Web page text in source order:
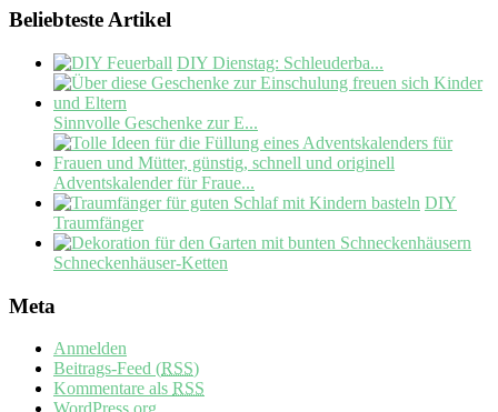
Beliebteste Artikel
DIY Dienstag: Schleuderba...
Sinnvolle Geschenke zur E...
Adventskalender für Fraue...
DIY
Traumfänger
Schneckenhäuser-Ketten
Meta
Anmelden
Beitrags-Feed (RSS)
Kommentare als RSS